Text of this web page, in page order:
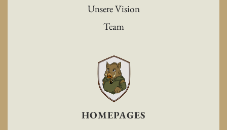
Unsere Vision
Team
HOMEPAGES